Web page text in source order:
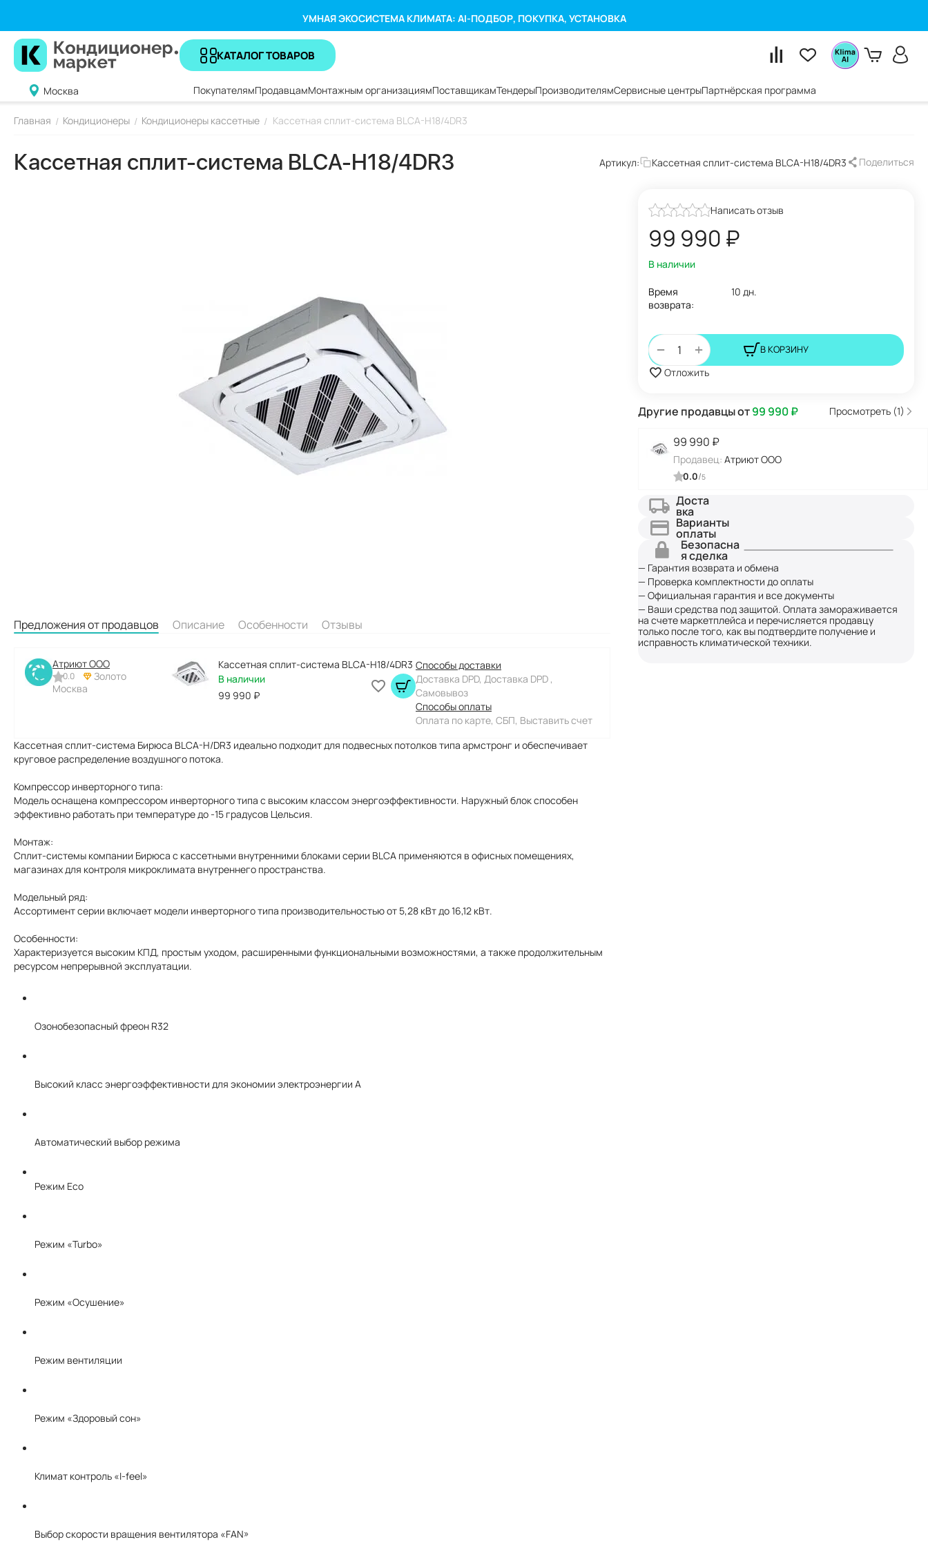
УМНАЯ ЭКОСИСТЕМА КЛИМАТА: AI-ПОДБОР, ПОКУПКА, УСТАНОВКА
КАТАЛОГ ТОВАРОВ
Москва ПокупателямПродавцамМонтажным организациямПоставщикамТендерыПроизводителямСервисные центрыПартнёрская программа
Главная / Кондиционеры / Кондиционеры кассетные / Кассетная сплит-система BLCA-H18/4DR3
Кассетная сплит-система BLCA-H18/4DR3 Артикул: Кассетная сплит-система BLCA-H18/4DR3 Поделиться
Написать отзыв
99 990 ₽
В наличии
Время
возврата:
10 дн.
+
− В КОРЗИНУ
Отложить
Другие продавцы от99 990₽ Просмотреть (1)
99 990 ₽
Продавец: Атриют ООО
0.0/5
Доста
вка
Варианты
оплаты
Безопасна
я сделка
— Гарантия возврата и обмена
— Проверка комплектности до оплаты
— Официальная гарантия и все документы
— Ваши средства под защитой. Оплата замораживается
на счете маркетплейса и перечисляется продавцу
только после того, как вы подтвердите получение и
исправность климатической техники.
Предложения от продавцов Описание Особенности Отзывы
Атриют ООО
0.0
Золото
Москва
Кассетная сплит-система BLCA-H18/4DR3
В наличии
99 990 ₽
Способы доставки
Доставка DPD, Доставка DPD ,
Самовывоз
Способы оплаты
Оплата по карте, СБП, Выставить счет
Кассетная сплит-система Бирюса BLCA-H/DR3 идеально подходит для подвесных потолков типа армстронг и обеспечивает
круговое распределение воздушного потока.
Компрессор инверторного типа:
Модель оснащена компрессором инверторного типа с высоким классом энергоэффективности. Наружный блок способен
эффективно работать при температуре до -15 градусов Цельсия.
Монтаж:
Сплит-системы компании Бирюса с кассетными внутренними блоками серии BLCA применяются в офисных помещениях,
магазинах для контроля микроклимата внутреннего пространства.
Модельный ряд:
Ассортимент серии включает модели инверторного типа производительностью от 5,28 кВт до 16,12 кВт.
Особенности:
Характеризуется высоким КПД, простым уходом, расширенными функциональными возможностями, а также продолжительным
ресурсом непрерывной эксплуатации.
Озонобезопасный фреон R32
Высокий класс энергоэффективности для экономии электроэнергии А
Автоматический выбор режима
Режим Eco
Режим «Turbo»
Режим «Осушение»
Режим вентиляции
Режим «Здоровый сон»
Климат контроль «I-feel»
Выбор скорости вращения вентилятора «FAN»